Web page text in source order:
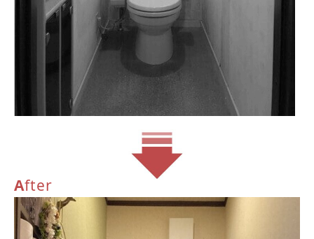
After